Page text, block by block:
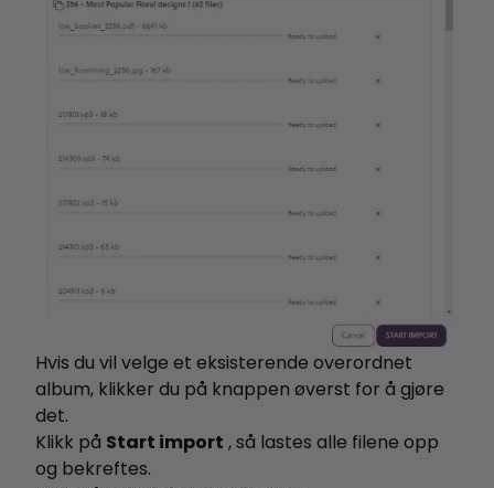
Hvis du vil velge et eksisterende overordnet
album, klikker du på knappen øverst for å gjøre
det.
Klikk på Start import , så lastes alle filene opp
og bekreftes.